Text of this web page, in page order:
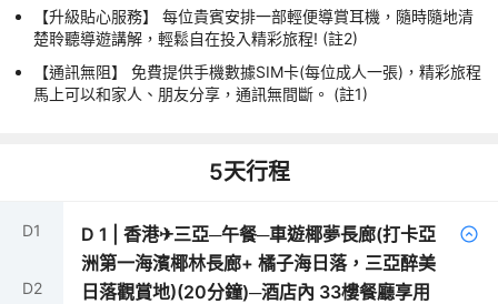
【升級貼心服務】 每位貴賓安排一部輕便導賞耳機，隨時隨地清
楚聆聽導遊講解，輕鬆自在投入精彩旅程! (註2)
【通訊無阻】 免費提供手機數據SIM卡(每位成人一張)，精彩旅程
馬上可以和家人、朋友分享，通訊無間斷。 (註1)
5天行程
D1
D2
D1 |香港✈三亞─午餐─車遊椰夢長廊(打卡亞
洲第一海濱椰林長廊+ 橘子海日落，三亞醉美
日落觀賞地)(20分鐘)─酒店內 33樓餐廳享用